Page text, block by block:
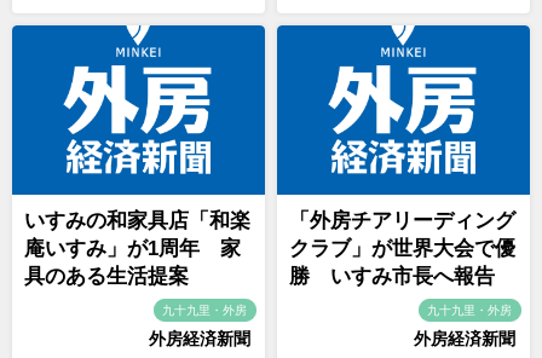
いすみの和家具店「和楽
庵いすみ」が1周年 家
具のある生活提案
九十九里・外房
外房経済新聞
「外房チアリーディング
クラブ」が世界大会で優
勝 いすみ市長へ報告
九十九里・外房
外房経済新聞